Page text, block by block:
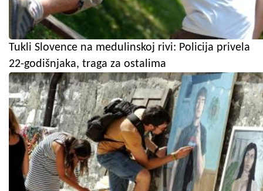
Tukli Slovence na medulinskoj rivi: Policija privela
22-godišnjaka, traga za ostalima